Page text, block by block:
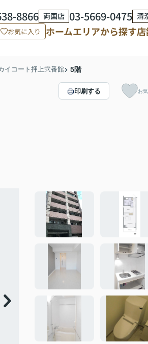
8866 両国店 03-5669-0475 清
お気に入り ホームエリアから探す
イコート押上弐番館 5階
印刷する お